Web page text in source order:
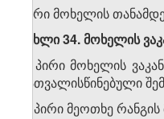
პირი მოხელის
მუხლი 34. მოხელის
1. პირი მოხელის
გათვალისწინებული
2. პირი მეოთხე